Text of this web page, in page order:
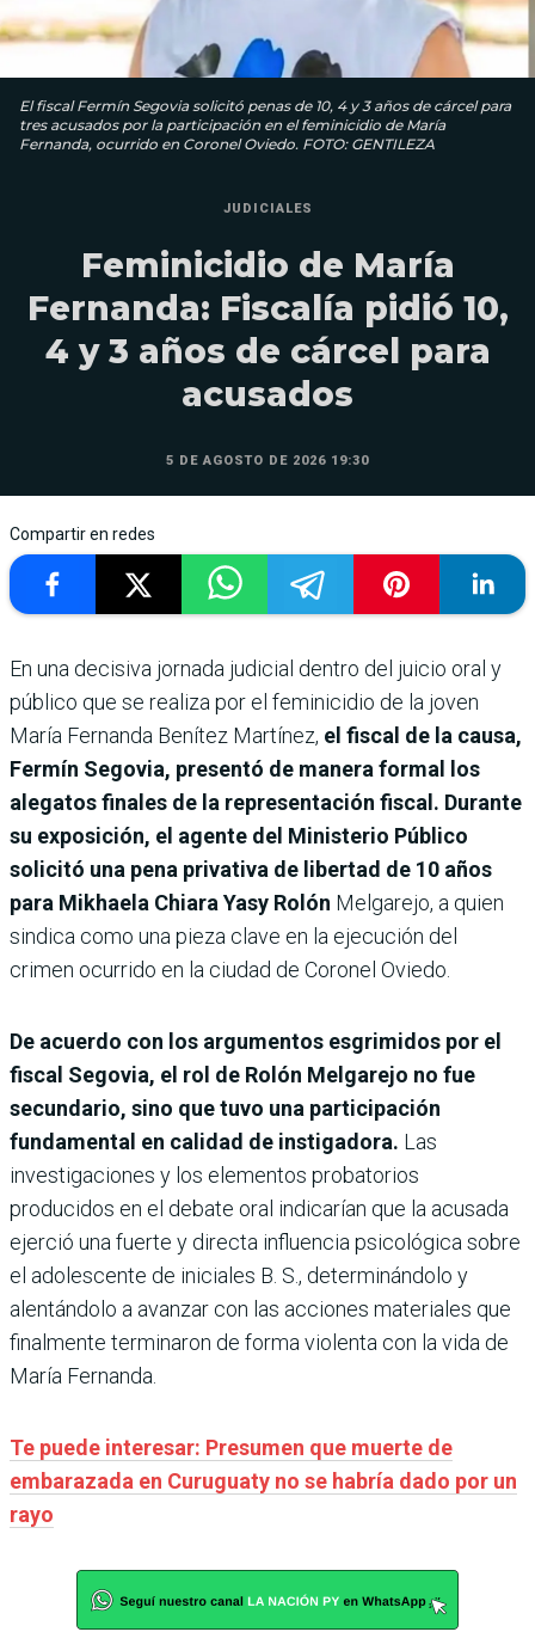
El fiscal Fermín Segovia solicitó penas de 10, 4 y 3 años de cárcel para
tres acusados por la participación en el feminicidio de María
Fernanda, ocurrido en Coronel Oviedo. FOTO: GENTILEZA
JUDICIALES
Feminicidio de María
Fernanda: Fiscalía pidió 10,
4 y 3 años de cárcel para
acusados
5 DE AGOSTO DE 2026 19:30
Compartir en redes
En una decisiva jornada judicial dentro del juicio oral y
público que se realiza por el feminicidio de la joven
María Fernanda Benítez Martínez, el fiscal de la causa,
Fermín Segovia, presentó de manera formal los
alegatos finales de la representación fiscal. Durante
su exposición, el agente del Ministerio Público
solicitó una pena privativa de libertad de 10 años
para Mikhaela Chiara Yasy Rolón Melgarejo, a quien
sindica como una pieza clave en la ejecución del
crimen ocurrido en la ciudad de Coronel Oviedo.
De acuerdo con los argumentos esgrimidos por el
fiscal Segovia, el rol de Rolón Melgarejo no fue
secundario, sino que tuvo una participación
fundamental en calidad de instigadora. Las
investigaciones y los elementos probatorios
producidos en el debate oral indicarían que la acusada
ejerció una fuerte y directa influencia psicológica sobre
el adolescente de iniciales B. S., determinándolo y
alentándolo a avanzar con las acciones materiales que
finalmente terminaron de forma violenta con la vida de
María Fernanda.
Te puede interesar: Presumen que muerte de
embarazada en Curuguaty no se habría dado por un
rayo